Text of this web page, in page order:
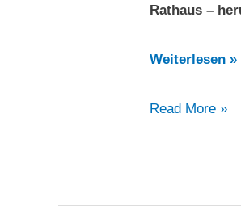
Rathaus –
Taxidemos
Berlin
staatlich
Weiterlesen »
Taxidemos
Hamburg
Read More »